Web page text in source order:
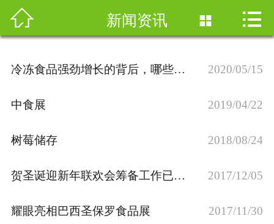
 首页
营销网络
人力资源
新闻资讯
加盟合作
 新闻资讯  
冷冻食品强劲增长的背后，哪些地方需要变革？ 2020/05/15
中食展 2019/04/22
树莓储存 2018/08/24
贺圣诞迎新年联欢会筹备工作已展开 2017/12/05
耀眼亮相巴西圣保罗食品展 2017/11/30